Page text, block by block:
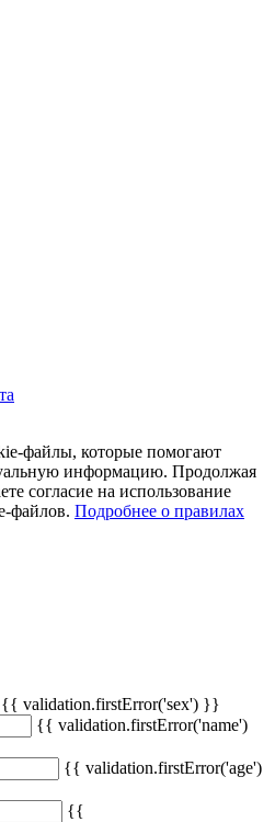
файлы, которые помогают
информацию. Продолжая
согласие на использование
файлов. Подробнее о правилах
{{ validation.firstError('sex') }}
{{ validation.firstError('name')
{{ validation.firstError('age')
{{